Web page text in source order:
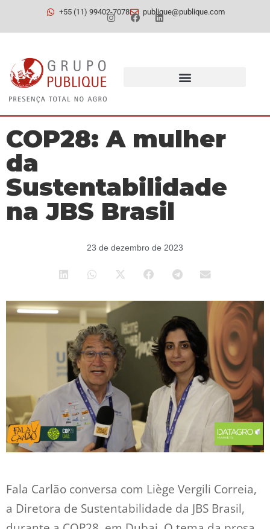
+55 (11) 99402-7078 publique@publique.com
COP28: A mulher
da
Sustentabilidade
na JBS Brasil
23 de dezembro de 2023
Fala Carlão conversa com Liège Vergili Correia,
a Diretora de Sustentabilidade da JBS Brasil,